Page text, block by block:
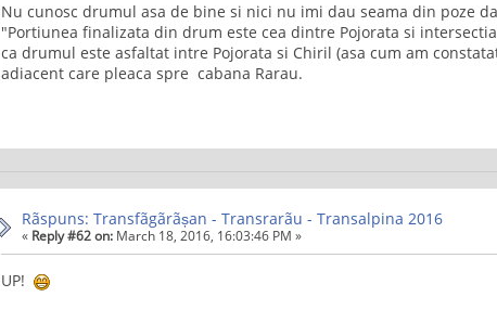
Nu cunosc drumul asa de bine si nici nu imi dau seama din poze
"Portiunea finalizata din drum este cea dintre Pojorata si
ca drumul este asfaltat intre Pojorata si Chiril (asa cum am
adiacent care pleaca spre cabana Rarau.
Rãspuns: Transfãgãrãșan - Transrarãu - Transalpina 2016
« Reply #62 on: March 18, 2016, 16:03:46 PM »
UP!